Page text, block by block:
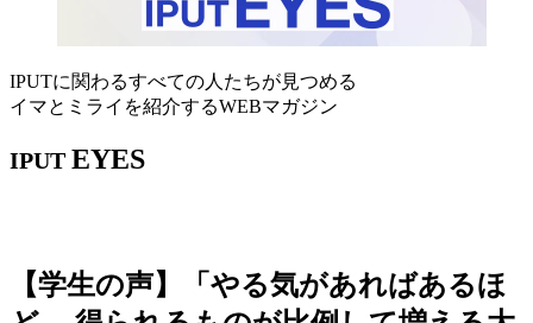
IPUTに関わるすべての人たちが見つめる
イマとミライを紹介するWEBマガジン
IPUT EYES
【学生の声】「やる気があればあるほ